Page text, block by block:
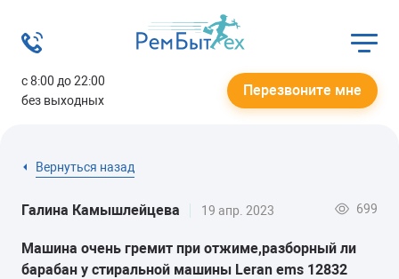
с 8:00 до 22:00
без выходных
Перезвоните мне
Вернуться назад
Галина Камышлейцева 19 апр. 2023 699
Машина очень гремит при отжиме,разборный ли
барабан у стиральной машины Leran ems 12832